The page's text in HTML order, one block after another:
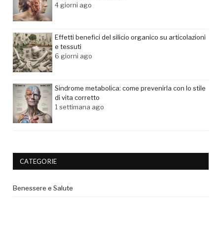
4 giorni ago
Effetti benefici del silicio organico su articolazioni
e tessuti
6 giorni ago
Sindrome metabolica: come prevenirla con lo stile
di vita corretto
1 settimana ago
CATEGORIE
Benessere e Salute